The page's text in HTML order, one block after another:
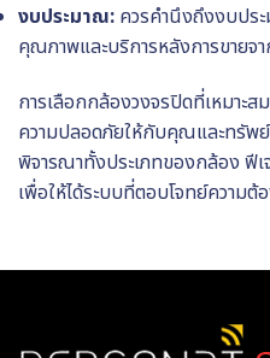
งบประมาณ: ควรคำนึงถึงงบปร
คุณภาพและบริการหลังการขายจ
การเลือกกล้องวงจรปิดที่เหมาะ
ความปลอดภัยให้กับคุณและทรัพ
พิจารณาทั้งประเภทของกล้อง ฟีเ
เพื่อให้ได้ระบบที่ตอบโจทย์ความต้